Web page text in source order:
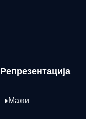
Репрезентација
Мажи